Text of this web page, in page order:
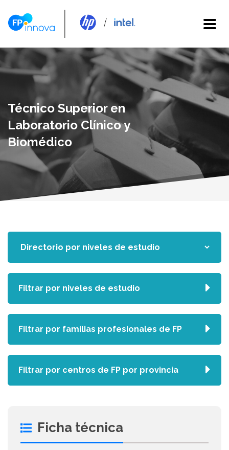
Técnico Superior en
Laboratorio Clínico y
Biomédico
Ficha técnica
Filtrar por niveles de estudio
Filtrar por familias profesionales de FP
Filtrar por centros de FP por provincia